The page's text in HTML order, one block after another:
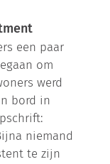
een paar
om
werd
bord in
niemand
te zijn